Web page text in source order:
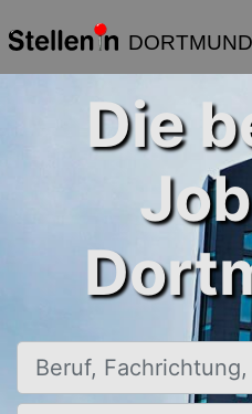
DORTMUND
Die
Beruf, Fachrichtung, Firma